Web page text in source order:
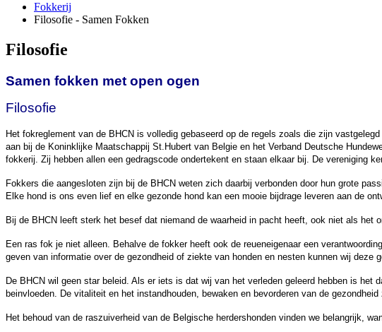
Fokkerij
Filosofie - Samen Fokken
Filosofie
Samen fokken met open ogen
Filosofie
Het fokreglement van de BHCN is volledig gebaseerd op de regels zoals die zijn
aan bij de Koninklijke Maatschappij St.Hubert van Belgie en het Verband Deutsche
fokkerij. Zij hebben allen een gedragscode ondertekent en staan elkaar bij. De vereniging
Fokkers die aangesloten zijn bij de BHCN weten zich daarbij verbonden door hun grote
Elke hond is ons even lief en elke gezonde hond kan een mooie bijdrage leveren aan de
Bij de BHCN leeft sterk het besef dat niemand de waarheid in pacht heeft, ook niet als het
Een ras fok je niet alleen. Behalve de fokker heeft ook de reueneigenaar een
geven van informatie over de gezondheid of ziekte van honden en nesten kunnen wij deze
De BHCN wil geen star beleid. Als er iets is dat wij van het verleden geleerd hebben is
beinvloeden. De vitaliteit en het instandhouden, bewaken en bevorderen van de
Het behoud van de raszuiverheid van de Belgische herdershonden vinden we belangrijk,